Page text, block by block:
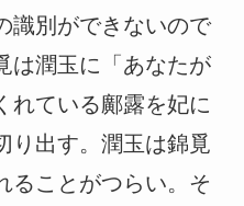
識別ができないので
は潤玉に「あなたが
れている鄺露を妃に
り出す。潤玉は錦覓
ることがつらい。そ